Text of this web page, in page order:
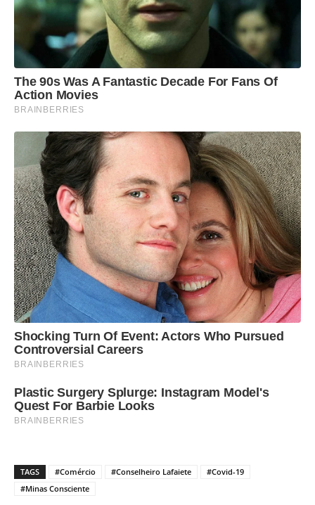
TAGS #Comércio #Conselheiro Lafaiete
#Covid-19
#Minas Consciente